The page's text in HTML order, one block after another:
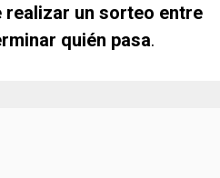
realizar un sorteo entre
quién pasa.